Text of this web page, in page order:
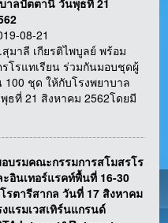
าลปัตตานี วันพุธที่ 21
08-21
มาลี เกียรติไพบูลย์ พร้อม
โรแทเรียน ร่วมกันมอบชุดผู้
100 ชุด ให้กับโรงพยาบาล
ธที่ 21 สิงหาคม 2562โดยมี
บรมคณะกรรมการสโมสรโร
อินเทอร์แรคท์พื้นที่ 16-30
รตารีสากล วันที่ 17 สิงหาคม
แรมเวสเทิร์นแกรนด์